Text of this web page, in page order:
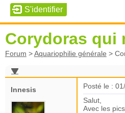
Corydoras qui
Forum >Aquariophilie générale >
Innesis
Posté le :
Salut,
Avec les